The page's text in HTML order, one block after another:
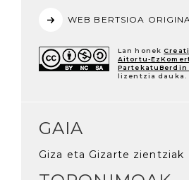
WEB BERTSIOA
Lan honek
Aitortu-
PartekatuBerdin
lizentzia dauka.
GAIA
Giza eta Gizarte zientziak